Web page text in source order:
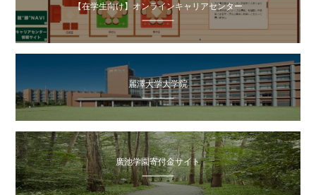
【在学生向け】オンラインキャリアセンター
麗澤大学大学院
廣池学園寄付金サイト